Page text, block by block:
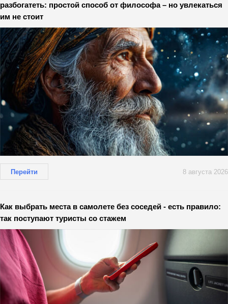
разбогатеть: простой способ от философа – но увлекаться
им не стоит
Перейти 8 августа 2026
Как выбрать места в самолете без соседей - есть правило:
так поступают туристы со стажем